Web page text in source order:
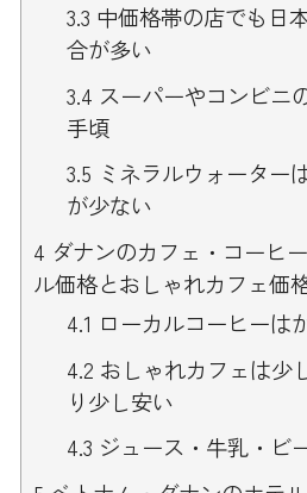
3.3 中価格帯の店でも日
合が多い
3.4 スーパーやコンビニ
手頃
3.5 ミネラルウォーター
が少ない
4 ダナンのカフェ・コーヒ
ル価格とおしゃれカフェ価
4.1 ローカルコーヒーは
4.2 おしゃれカフェは少
り少し安い
4.3 ジュース・牛乳・ビ